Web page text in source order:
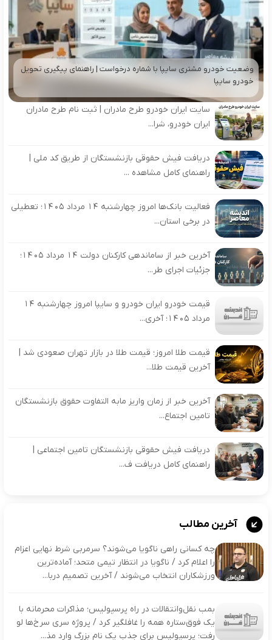
وضعیت خودرو مشتری سایپا با شماره درخواست | راهنمای پیگیری تحویل
خودرو سایپا
سایت ایران خودرو طرح مادران | ثبت نام طرح مادران
ایران خودرو، شرا...
دریافت فیش حقوقی بازنشستگان از طریق کد ملی |
راهنمای کامل مشاهده ...
فعالیت بانک‌ها امروز چهارشنبه ۱۴ مرداد ۱۴۰۵؛ تعطیلی
در برخی استان...
آخرین خبر از ساماندهی کارکنان دولت ۱۴ مرداد ۱۴۰۵؛
جزئیات اجرای طر...
قیمت خودرو ایران خودرو و سایپا امروز چهارشنبه ۱۴
مرداد ۱۴۰۵؛ آخری...
قیمت طلا امروز؛ قیمت طلا در بازار تهران صعودی شد |
آخرین قیمت طلا...
آخرین خبر از زمان واریز مابه التفاوت حقوق بازنشستگان
تامین اجتماع...
دریافت فیش حقوقی بازنشستگان تامین اجتماعی |
راهنمای کامل دریافت ف...
آخرین مطالب
چه کسانی راهی ناگویا می‌شوند؟ سرمربی شرط نهایی اعزام
را اعلام کرد / ناگویا در انتظار تیمی متحد؛ آماده‌ترین
ورزشکاران انتخاب می‌شوند / آخرین تصمیم دربا...
بمب نقل‌وانتقالات در راه پرسپولیس؛ مذاکرات محرمانه با
یک فوق‌ستاره همه را غافلگیر کرد / پروژه سری سرخ‌ها لو
رفت؛ پرسپولیس برای جذب یک نام بزرگ وارد مذ...